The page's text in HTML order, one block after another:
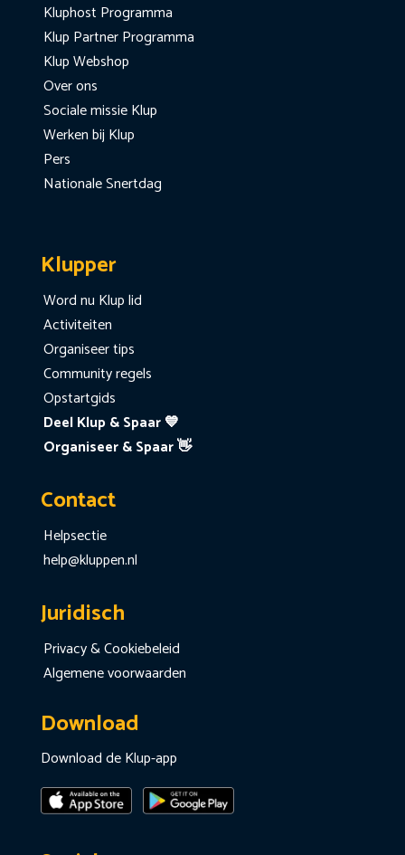
Kluphost Programma
Klup Partner Programma
Klup Webshop
Over ons
Sociale missie Klup
Werken bij Klup
Pers
Nationale Snertdag
Klupper
Word nu Klup lid
Activiteiten
Organiseer tips
Community regels
Opstartgids
Deel Klup & Spaar 💙
Organiseer & Spaar 👋
Contact
Helpsectie
help@kluppen.nl
Juridisch
Privacy & Cookiebeleid
Algemene voorwaarden
Download
Download de Klup-app